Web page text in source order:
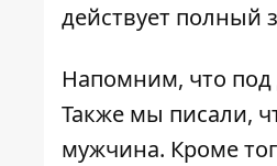
действует полный
Напомним, что
Также мы писали,
мужчина. Кроме